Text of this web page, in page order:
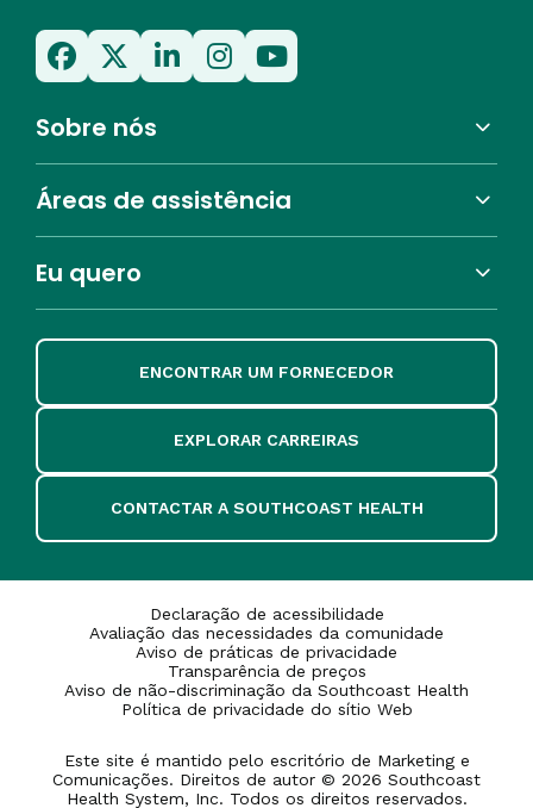
Sobre nós
Áreas de assistência
Eu quero
ENCONTRAR UM FORNECEDOR
EXPLORAR CARREIRAS
CONTACTAR A SOUTHCOAST HEALTH
Declaração de acessibilidade
Avaliação das necessidades da comunidade
Aviso de práticas de privacidade
Transparência de preços
Aviso de não-discriminação da Southcoast Health
Política de privacidade do sítio Web
Este site é mantido pelo escritório de Marketing e
Comunicações. Direitos de autor © 2026 Southcoast
Health System, Inc. Todos os direitos reservados.